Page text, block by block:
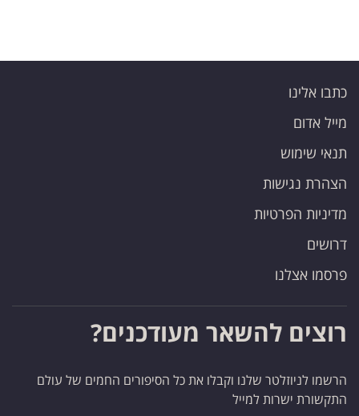
כתבו אלינו
מייל אדום
תנאי שימוש
הצהרת נגישות
מדיניות הפרטיות
דרושים
פרסמו אצלנו
רוצים להשאר מעודכנים?
הרשמו לניוזלטר שלנו וקבלו את כל הסיפורים החמים של עולם
התקשורת ישרות למייל